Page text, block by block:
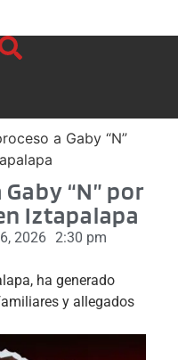
a Gaby “N”
“N” por
Iztapalapa
2026 2:30 pm
ha generado
y allegados